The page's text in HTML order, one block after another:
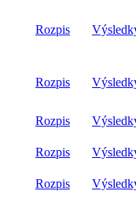
Rozpis
Rozpis
Rozpis
Rozpis
Rozpis